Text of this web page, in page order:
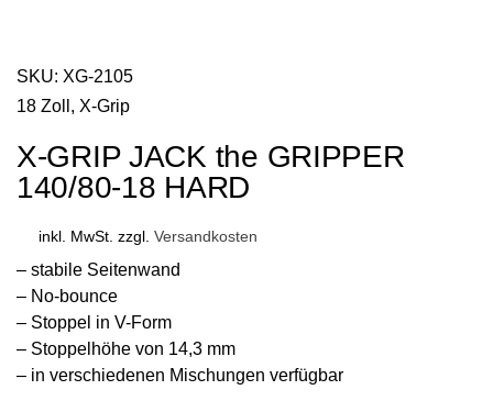
SKU: XG-2105
18 Zoll , X-Grip
X-GRIP JACK the GRIPPER
140/80-18 HARD
inkl. MwSt. zzgl. Versandkosten
– stabile Seitenwand
– No-bounce
– Stoppel in V-Form
– Stoppelhöhe von 14,3 mm
– in verschiedenen Mischungen verfügbar